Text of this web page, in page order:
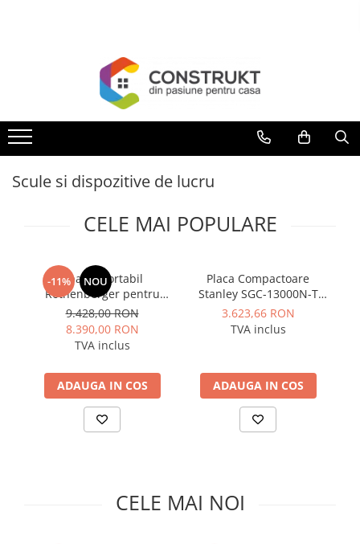
Termoseminee, seminee si sobe
Cazane pe combustibil solid
Cazane pe combustibil gazos/lichid
Aeroterme si destratificatoare de
Radiatoare si convectoare
Incalzire in pardoseala
Panouri radiante si incalzitoare cu
Schimbatoare de caldura
Pompe de caldura
Generatoare de abur
Scule si dispozitive de lucru
CELE MAI POPULARE
-11% NOU
Aparat portabil
Rothenberger pentru
canale de prindere la
tevi, model ROGROOVER
pentru SUPERTRONIC 3
SE
9.428,00 RON
8.390,00 RON
TVA inclus
ADAUGA IN COS
Placa Compactoare
Stanley SGC-13000N-T
13000N 6.5 CP 196cc
3.623,66 RON
TVA inclus
ADAUGA IN COS
CELE MAI NOI